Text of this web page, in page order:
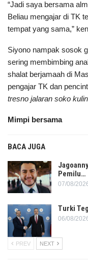
“Jadi saya bersama
Beliau mengajar di TK
tempat yang sama,”
Siyono nampak sosok
sering membimbing
shalat berjamaah di
pengajar TK dan
tresno jalaran soko
Mimpi bersama
BACA JUGA
Pemilu…
07/08/
Turki
06/08/
PREV NEXT